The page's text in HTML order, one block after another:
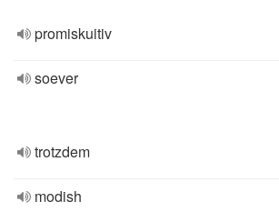
promiskuitiv
soever
trotzdem
modish